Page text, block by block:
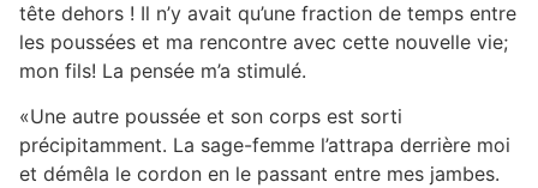
tête dehors ! Il n’y avait qu’une fraction de temps entre
les poussées et ma rencontre avec cette nouvelle vie;
mon fils! La pensée m’a stimulé.
«Une autre poussée et son corps est sorti
précipitamment. La sage-femme l’attrapa derrière moi
et démêla le cordon en le passant entre mes jambes.